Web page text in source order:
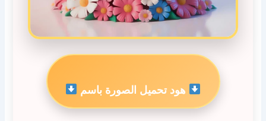
هود تحميل الصورة باسم